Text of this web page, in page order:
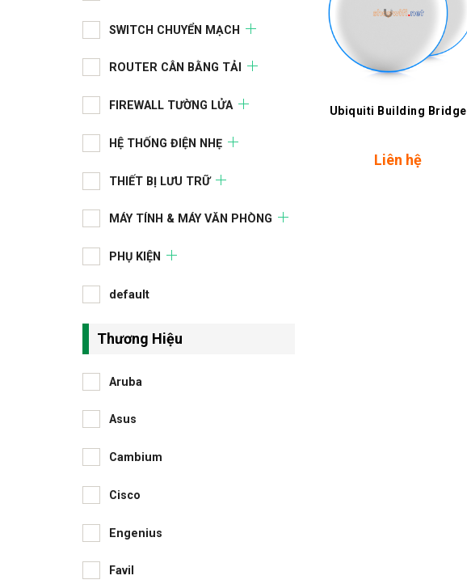
SWITCH CHUYỂN MẠCH
ROUTER CÂN BẰNG TẢI
FIREWALL TƯỜNG LỬA
HỆ THỐNG ĐIỆN NHẸ
THIẾT BỊ LƯU TRỮ
MÁY TÍNH & MÁY VĂN PHÒNG
PHỤ KIỆN
default
Thương Hiệu
Aruba
Asus
Cambium
Cisco
Engenius
Favil
Ubiquiti Building Bridge
Liên hệ